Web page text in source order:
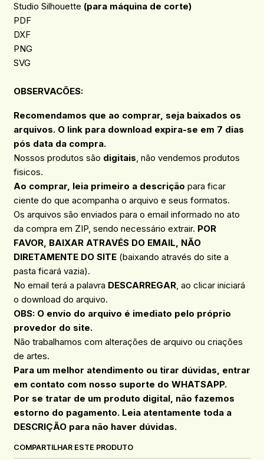
Studio Silhouette (para máquina de corte)
PDF
DXF
PNG
SVG
OBSERVACÕES:
Recomendamos que ao comprar, seja baixados os
arquivos. O link para download expira-se em 7 dias
pós data da compra.
Nossos produtos são digitais, não vendemos produtos
fisicos.
Ao comprar, leia primeiro a descrição para ficar
ciente do que acompanha o arquivo e seus formatos.
Os arquivos são enviados para o email informado no ato
da compra em ZIP, sendo necessário extrair. POR
FAVOR, BAIXAR ATRAVÉS DO EMAIL, NÃO
DIRETAMENTE DO SITE(baixando através do site a
pasta ficará vazia).
No email terá a palavra DESCARREGAR, ao clicar iniciará
o download do arquivo.
OBS: O envio do arquivo é imediato pelo próprio
provedor do site.
Não trabalhamos com alterações de arquivo ou criações
de artes.
Para um melhor atendimento ou tirar dúvidas, entrar
em contato com nosso suporte do WHATSAPP.
Por se tratar de um produto digital, não fazemos
estorno do pagamento. Leia atentamente toda a
DESCRIÇÃO para não haver dúvidas.
COMPARTILHAR ESTE PRODUTO